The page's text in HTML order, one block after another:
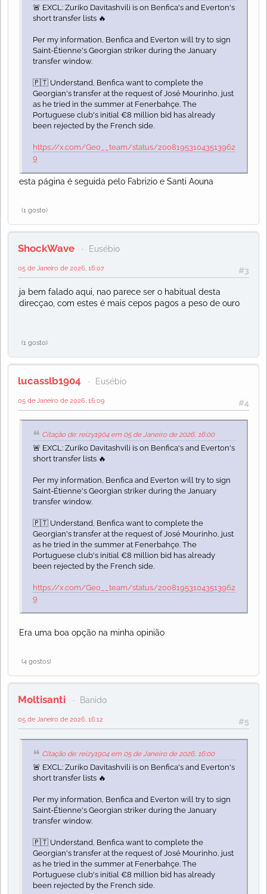
🚨 EXCL: Zuriko Davitashvili is on Benfica's and Everton's
short transfer lists 🔥
Per my information, Benfica and Everton will try to sign
Saint-Étienne's Georgian striker during the January
transfer window.
🇵🇹 Understand, Benfica want to complete the
Georgian's transfer at the request of José Mourinho, just
as he tried in the summer at Fenerbahçe. The
Portuguese club's initial €8 million bid has already
been rejected by the French side.
https://x.com/Geo__team/status/200819531043513962
9
esta página é seguida pelo Fabrizio e Santi Aouna
(1 gosto)
ShockWave Eusébio
#3
05 de Janeiro de 2026, 16:07
ja bem falado aqui, nao parece ser o habitual desta
direcçao, com estes é mais cepos pagos a peso de ouro
(1 gosto)
lucasslb1904 Eusébio
#4
05 de Janeiro de 2026, 16:09
Citação de: reizy1904 em 05 de Janeiro de 2026, 16:00
🚨 EXCL: Zuriko Davitashvili is on Benfica's and Everton's
short transfer lists 🔥
Per my information, Benfica and Everton will try to sign
Saint-Étienne's Georgian striker during the January
transfer window.
🇵🇹 Understand, Benfica want to complete the
Georgian's transfer at the request of José Mourinho, just
as he tried in the summer at Fenerbahçe. The
Portuguese club's initial €8 million bid has already
been rejected by the French side.
https://x.com/Geo__team/status/200819531043513962
9
Era uma boa opção na minha opinião
(4 gostos)
Moltisanti Banido
#5
05 de Janeiro de 2026, 16:12
Citação de: reizy1904 em 05 de Janeiro de 2026, 16:00
🚨 EXCL: Zuriko Davitashvili is on Benfica's and Everton's
short transfer lists 🔥
Per my information, Benfica and Everton will try to sign
Saint-Étienne's Georgian striker during the January
transfer window.
🇵🇹 Understand, Benfica want to complete the
Georgian's transfer at the request of José Mourinho, just
as he tried in the summer at Fenerbahçe. The
Portuguese club's initial €8 million bid has already
been rejected by the French side.